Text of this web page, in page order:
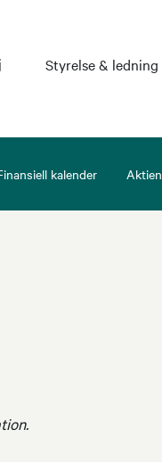
Styrelse & ledning
kalender Aktien